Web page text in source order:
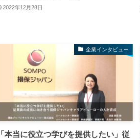
2022年12月28日
企業インタビュー
「本当に役立つ学びを提供したい」従